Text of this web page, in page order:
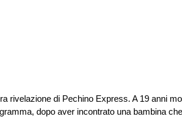
rivelazione di Pechino Express. A 19 anni
dopo aver incontrato una bambina